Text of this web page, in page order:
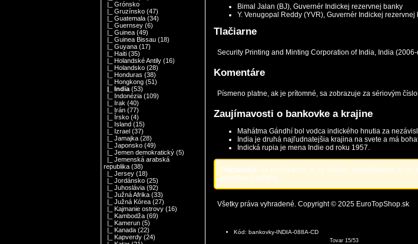
|_ Grónsko
|_ Gruzínsko (47)
|_ Guatemala (34)
|_ Guernsey (6)
|_ Guinea (49)
|_ Guinea Bissau (18)
|_ Guyana (17)
|_ Haiti (35)
|_ Holandské Antily (16)
|_ Holandsko (28)
|_ Honduras (38)
|_ Hongkong (51)
|_ India (53)
|_ Indonézia (109)
|_ Irak (40)
|_ Irán (77)
|_ Írsko (4)
|_ Island (15)
|_ Izrael (37)
|_ Jamajka (28)
|_ Japonsko (49)
|_ Jemen demokratický (5)
|_ Jemenská arabská
republika (38)
|_ Jersey (18)
|_ Jordánsko (25)
|_ Juhoslávia (92)
|_ Južná Afrika (33)
|_ Južná Kórea (27)
|_ Kajmanie ostrovy (16)
|_ Kambodža (69)
|_ Kamerun (5)
|_ Kanada (22)
|_ Kapverdy (24)
Bimal Jalan (BJ), Guvernér Indickej rezervnej banky
Y. Venugopal Reddy (YVR), Guvernér Indickej rezervnej
Tlačiarne
Security Printing and Minting Corporation of India, India
Komentáre
Písmeno platne, ak je prítomné, sa zobrazuje za sériovým
Zaujímavosti o bankovke a krajine
Mahátma Gándhí bol vodca indického hnutia za
India je druhá najľudnatejšia krajina na svete a má
Indická rupia je mena Indie od roku 1957.
Poznámka: Ak položka nie je na sklade, objednávame ju od
približne 2 týždne.
Všetky práva vyhradené. Copyright © 2025 EuroTopShop.sk
Kód: bankovky-INDIA-088A-CD
Tovar 15/53